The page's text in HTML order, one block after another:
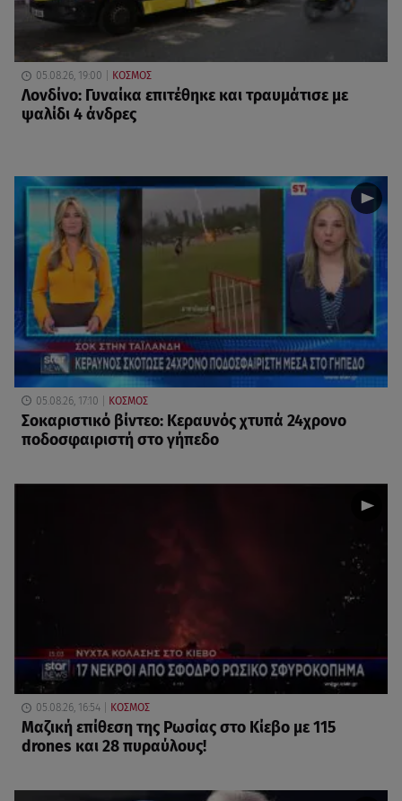
05.08.26, 19:00 ΚΟΣΜΟΣ
Λονδίνο: Γυναίκα επιτέθηκε και τραυμάτισε με
ψαλίδι 4 άνδρες
05.08.26, 17:10 ΚΟΣΜΟΣ
Σοκαριστικό βίντεο: Κεραυνός χτυπά 24χρονο
ποδοσφαιριστή στο γήπεδο
05.08.26, 16:54 ΚΟΣΜΟΣ
Μαζική επίθεση της Ρωσίας στο Κίεβο με 115
drones και 28 πυραύλους!